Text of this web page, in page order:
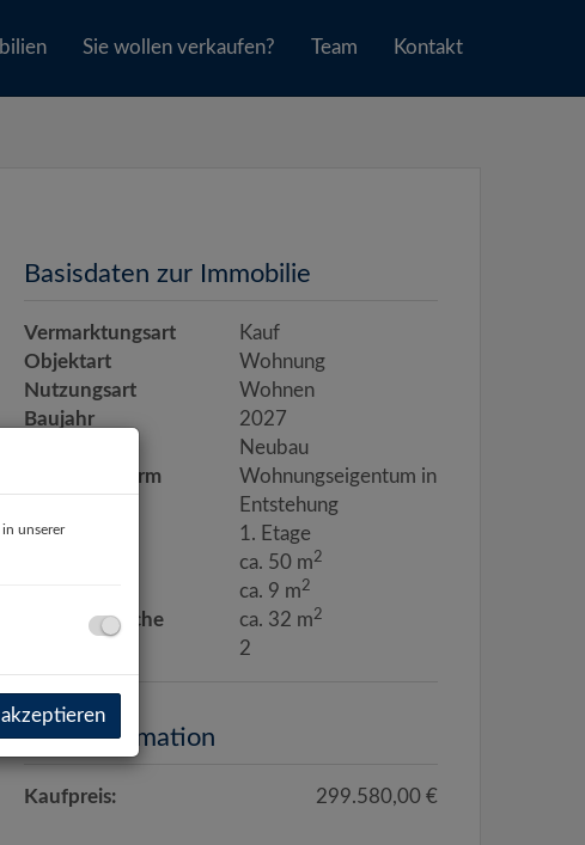
Sie wollen verkaufen? Team Kontakt
Basisdaten zur Immobilie
Vermarktungsart
Kauf
Objektart
Wohnung
Nutzungsart
Wohnen
Baujahr
2027
Neubau
Eigentumsform
Wohnungseigentum in
Entstehung
Etage
1. Etage
ca. 50 m2
ca. 9 m2
Terrassenfläche ca. 32 m2
2
Preisinformation
Kaufpreis: 299.580,00 €
unserer